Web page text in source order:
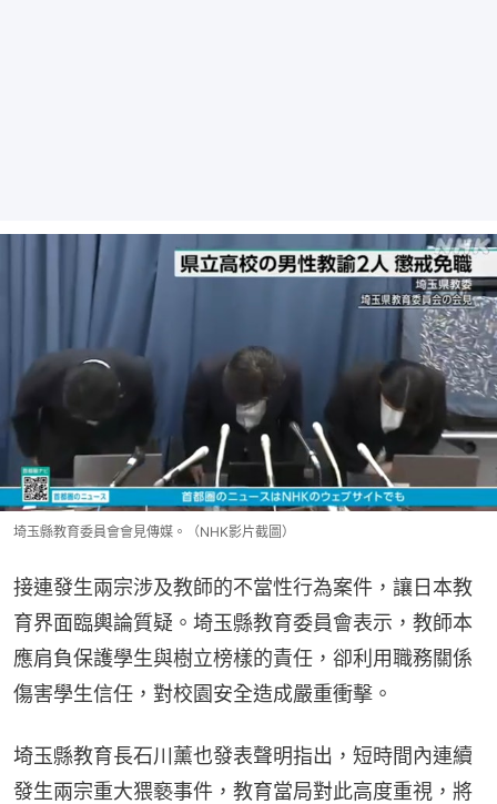
埼玉縣教育委員會會見傳媒。（NHK影片截圖）
接連發生兩宗涉及教師的不當性行為案件，讓日本教
育界面臨輿論質疑。埼玉縣教育委員會表示，教師本
應肩負保護學生與樹立榜樣的責任，卻利用職務關係
傷害學生信任，對校園安全造成嚴重衝擊。
埼玉縣教育長石川薰也發表聲明指出，短時間內連續
發生兩宗重大猥褻事件，教育當局對此高度重視，將